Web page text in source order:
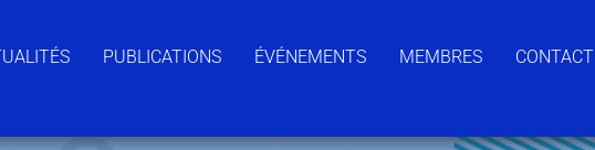
PUBLICATIONS ÉVÉNEMENTS MEMBRES CONTACT